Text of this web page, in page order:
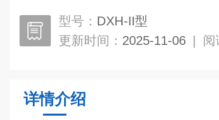
型号： DXH-II型
更新时间： 2025-11-06 | 阅
详情介绍